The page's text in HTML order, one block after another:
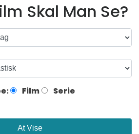
Skal Man Se?
Film Serie
At Vise